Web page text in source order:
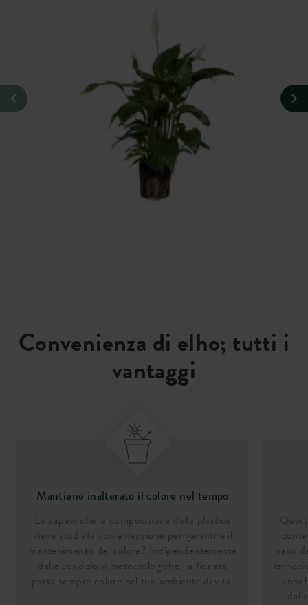
Convenienza di elho; tutti i
vantaggi
Mantiene inalterato il colore nel tempo
Lo sapevi che la composizione della plastica
viene studiata con attenzione per garantire il
mantenimento del colore? Indipendentemente
dalle condizioni meteorologiche, la fioriera
porta sempre colore nel tuo ambiente di vita.
vaso